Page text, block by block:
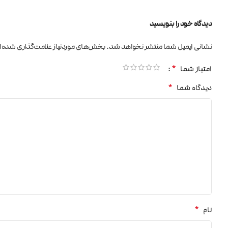
دیدگاه خود را بنویسید
نشانی ایمیل شما منتشر نخواهد شد.بخش‌های موردنیاز علامت‌گذاری
امتیاز شما *
دیدگاه شما *
نام *